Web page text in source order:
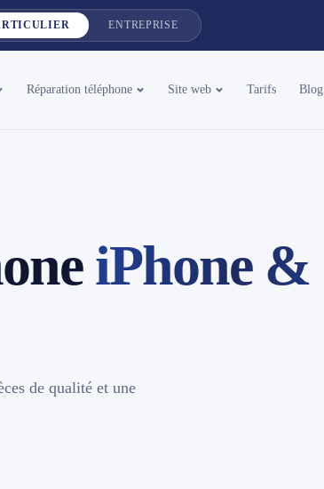
ENTREPRISE
Réparation téléphone Site web Tarifs Blog
iPhone &
de qualité et une